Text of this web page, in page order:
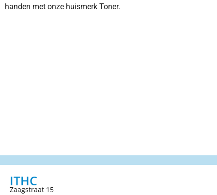
handen met onze huismerk Toner.
ITHC
Zaagstraat 15